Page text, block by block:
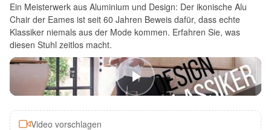
Ein Meisterwerk aus Aluminium und Design: Der ikonische Alu
Chair der Eames ist seit 60 Jahren Beweis dafür, dass echte
Klassiker niemals aus der Mode kommen. Erfahren Sie, was
diesen Stuhl zeitlos macht.
Video vorschlagen